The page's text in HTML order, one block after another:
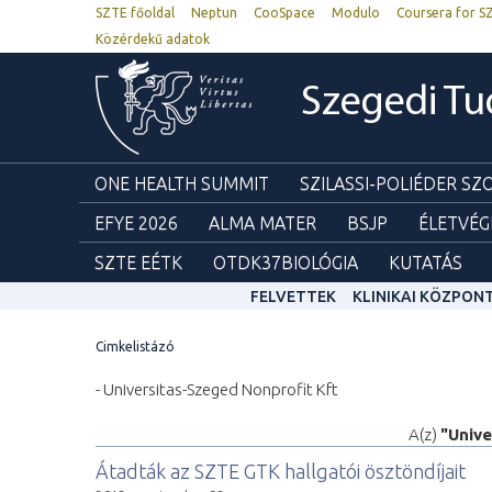
SZTE főoldal Neptun CooSpace Modulo Coursera for
Közérdekű adatok
Szegedi
ONE HEALTH SUMMIT SZILASSI-POLIÉDER
EFYE 2026
ALMA MATER BSJP
SZTE EÉTK
OTDK37BIOLÓGIA KUTATÁS
FELVETTEK KLINIKAI
Cimkelistázó
- Universitas-Szeged Nonprofit Kft
A(z)
Átadták az SZTE GTK hallgatói ösztöndíjait